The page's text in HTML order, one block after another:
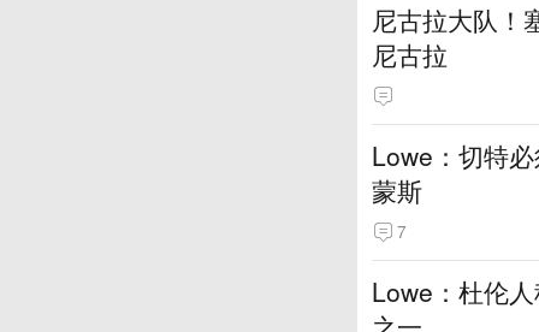
尼古拉大队！
尼古拉
Lowe：切特
蒙斯
7
Lowe：杜伦